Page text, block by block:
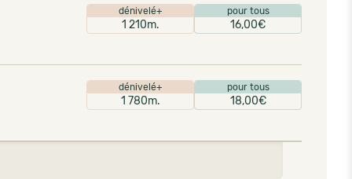
dénivelé+
1 210m.
pour tous
16,00€
dénivelé+
1 780m.
pour tous
18,00€